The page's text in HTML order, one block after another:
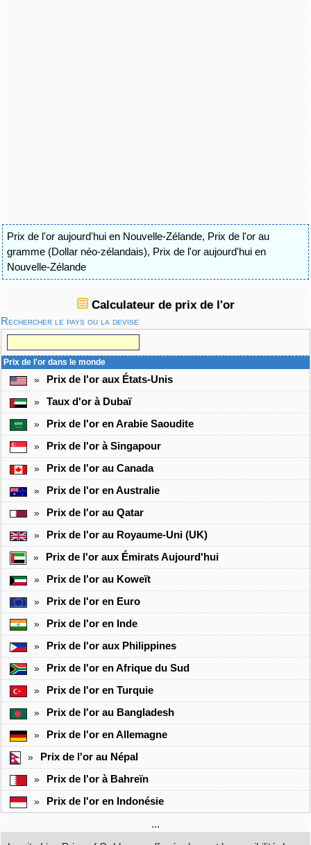
Prix de l'or aujourd'hui en Nouvelle-Zélande, Prix de l'or au
gramme (Dollar néo-zélandais), Prix de l'or aujourd'hui en
Nouvelle-Zélande
Calculateur de prix de l'or
Rechercher le pays ou la devise
Prix de l'or dans le monde
» Prix de l'or aux États-Unis
» Taux d'or à Dubaï
» Prix de l'or en Arabie Saoudite
» Prix de l'or à Singapour
» Prix de l'or au Canada
» Prix de l'or en Australie
» Prix de l'or au Qatar
» Prix de l'or au Royaume-Uni (UK)
» Prix de l'or aux Émirats Aujourd'hui
» Prix de l'or au Koweït
» Prix de l'or en Euro
» Prix de l'or en Inde
» Prix de l'or aux Philippines
» Prix de l'or en Afrique du Sud
» Prix de l'or en Turquie
» Prix de l'or au Bangladesh
» Prix de l'or en Allemagne
» Prix de l'or au Népal
» Prix de l'or à Bahreïn
» Prix de l'or en Indonésie
...